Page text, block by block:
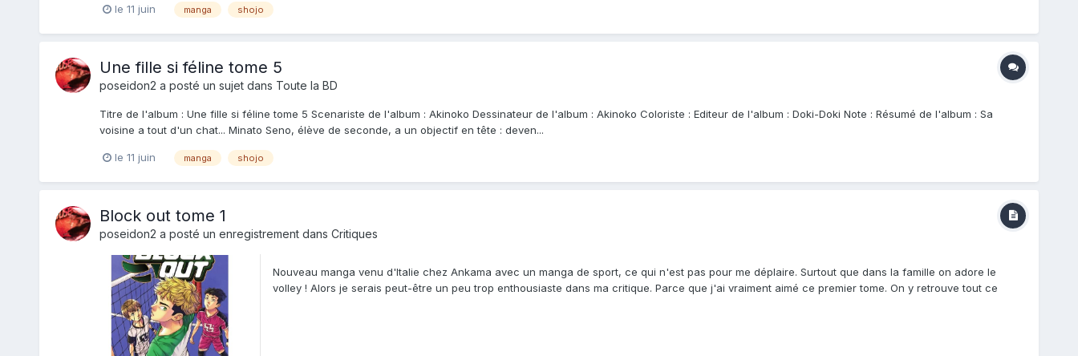
le 11 juin manga shojo
Une fille si féline tome 5
poseidon2 a posté un sujet dans Toute la BD
Titre de l'album : Une fille si féline tome 5 Scenariste de l'album : Akinoko Dessinateur de l'album : Akinoko Coloriste : Editeur de l'album : Doki-Doki Note : Résumé de l'album : Sa
voisine a tout d'un chat... Minato Seno, élève de seconde, a un objectif en tête : deven...
le 11 juin manga shojo
Block out tome 1
poseidon2 a posté un enregistrement dans Critiques
Nouveau manga venu d'Italie chez Ankama avec un manga de sport, ce qui n'est pas pour me déplaire. Surtout que dans la famille on adore le
volley ! Alors je serais peut-être un peu trop enthousiaste dans ma critique. Parce que j'ai vraiment aimé ce premier tome. On y retrouve tout ce